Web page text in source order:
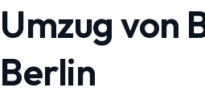
Umzug von
Berlin